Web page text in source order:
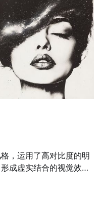
画的厚重质感与金属色
艺术的表现张力与实验
装饰，具有强烈的艺术
美价值。 2. 时尚与视觉艺术设计
，运用了高对比度的明
成虚实结合的视觉效